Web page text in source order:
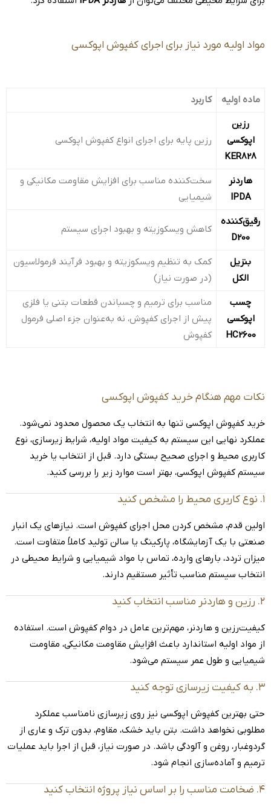
مواد اولیه مورد نیاز برای اجرای کفپوش اپوکسی
ماده اولیه
کاربرد
رزین
اپوکسی
KER828
رزین پایه برای اجرای انواع کفپوش اپوکسی
هاردنر
IPDA
سخت‌کننده مناسب برای افزایش مقاومت مکانیکی و
شیمیایی
رقیق‌کننده
D200
کاهش ویسکوزیته و بهبود اجرای سیستم
بنزیل
الکل
کمک به تنظیم ویسکوزیته و بهبود فرآیند فرمولاسیون
(در صورت نیاز)
چسب
اپوکسی
HC2600
مناسب برای ترمیم و چسباندن قطعات بتنی یا فلزی
پیش از اجرای کفپوش، نه به‌عنوان جزء اصلی فرمول
کفپوش
نکات مهم هنگام خرید کفپوش اپوکسی
خرید کفپوش اپوکسی تنها به انتخاب یک محصول محدود نمی‌شود.
عملکرد نهایی این سیستم به کیفیت مواد اولیه، شرایط زیرسازی، نوع
کاربری محیط و اجرای صحیح بستگی دارد. قبل از انتخاب یا خرید
سیستم کفپوش اپوکسی، بهتر است موارد زیر را بررسی کنید.
۱. نوع کاربری محیط را مشخص کنید
اولین قدم، مشخص کردن محل اجرای کفپوش است. نیازهای یک انبار
صنعتی با یک آزمایشگاه، پارکینگ یا سالن تولید کاملاً متفاوت است.
میزان تردد، بارهای وارده، تماس با مواد شیمیایی و شرایط محیطی در
انتخاب سیستم مناسب تأثیر مستقیم دارند.
۲. رزین و هاردنر مناسب انتخاب کنید
کیفیترزین و هاردنر، مهم‌ترین عامل در دوام کفپوش است. استفاده
از مواد اولیه استاندارد باعث افزایش مقاومت مکانیکی، مقاومت
شیمیایی و طول عمر سیستم می‌شود.
۳. به کیفیت زیرسازی توجه کنید
حتی بهترین کفپوش اپوکسی نیز روی زیرسازی نامناسب عملکرد
مطلوبی نخواهد داشت. بتن باید خشک، مقاوم، بدون ترک و عاری از
گردوغبار، روغن و آلودگی باشد. در صورت نیاز، قبل از اجرا باید عملیات
ترمیم و آماده‌سازی انجام شود.
۴. ضخامت مناسب را بر اساس نیاز پروژه انتخاب کنید